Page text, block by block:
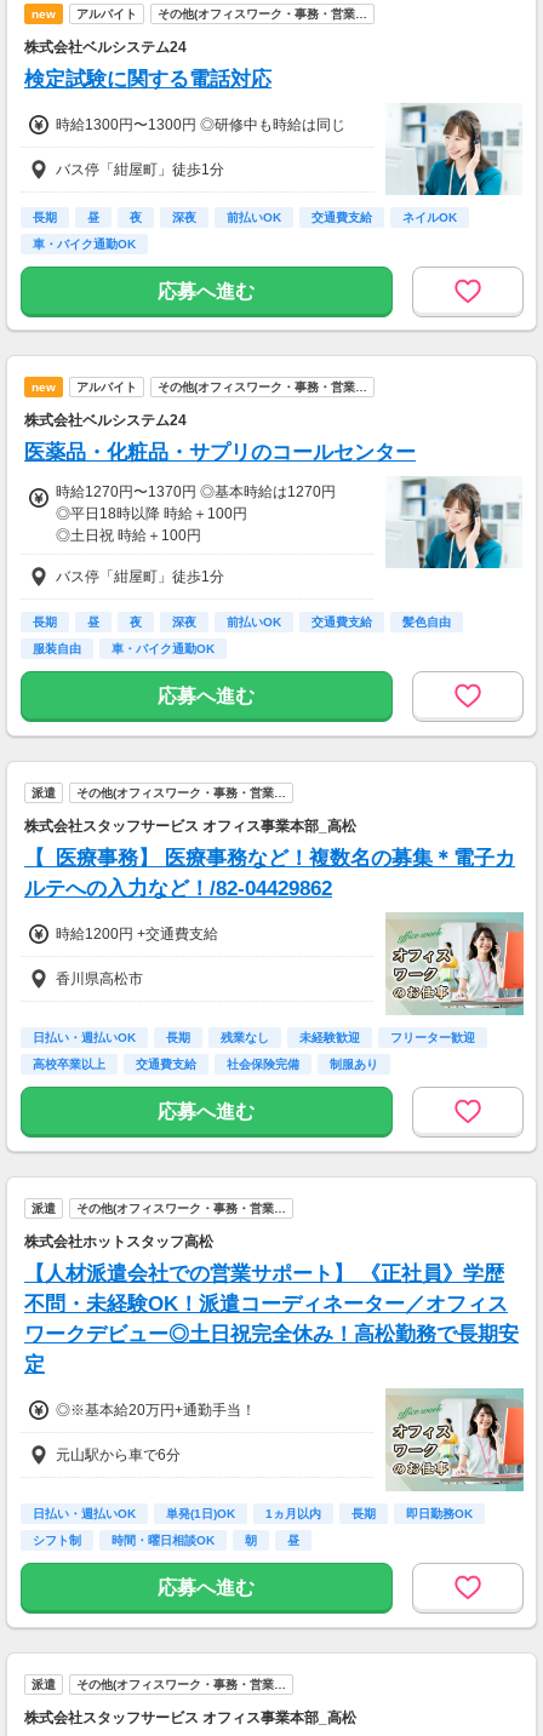
new アルバイト その他(オフィスワーク・事務・営業…
株式会社ベルシステム24
検定試験に関する電話対応
時給1300円〜1300円 ◎研修中も時給は同じ
バス停「紺屋町」徒歩1分
長期 昼 夜 深夜 前払いOK 交通費支給
ネイルOK
車・バイク通勤OK
応募へ進む
new アルバイト その他(オフィスワーク・事務・営業…
株式会社ベルシステム24
医薬品・化粧品・サプリのコールセンター
時給1270円〜1370円 ◎基本時給は1270円
◎平日18時以降 時給＋100円
◎土日祝 時給＋100円
◎給与前払いOK
バス停「紺屋町」徒歩1分
長期 昼 夜 深夜 前払いOK 交通費支給
髪色自由
服装自由
車・バイク通勤OK
応募へ進む
派遣 その他(オフィスワーク・事務・営業…
株式会社スタッフサービス オフィス事業本部_高松
【_医療事務】 医療事務など！複数名の募集＊電子カ
ルテへの入力など！/82-04429862
時給1200円 +交通費支給
香川県高松市
日払い・週払いOK 長期 残業なし 未経験歓迎
フリーター歓迎
高校卒業以上
交通費支給 社会保険完備 制服あり
応募へ進む
派遣 その他(オフィスワーク・事務・営業…
株式会社ホットスタッフ高松
【人材派遣会社での営業サポート】 《正社員》学歴
不問・未経験OK！派遣コーディネーター／オフィス
ワークデビュー◎土日祝完全休み！高松勤務で長期安
定
◎※基本給20万円+通勤手当！
元山駅から車で6分
日払い・週払いOK 単発(1日)OK 1ヵ月以内 長期
即日勤務OK
シフト制
時間・曜日相談OK 朝 昼
応募へ進む
派遣 その他(オフィスワーク・事務・営業…
株式会社スタッフサービス オフィス事業本部_高松